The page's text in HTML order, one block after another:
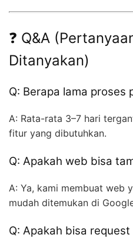
❓ Q&A
Ditanyakan)
Q: Berapa lama proses
A: Rata-rata 3–7 hari
fitur yang dibutuhkan.
Q: Apakah web bisa
A: Ya, kami membuat web
mudah ditemukan di
Q: Apakah bisa request